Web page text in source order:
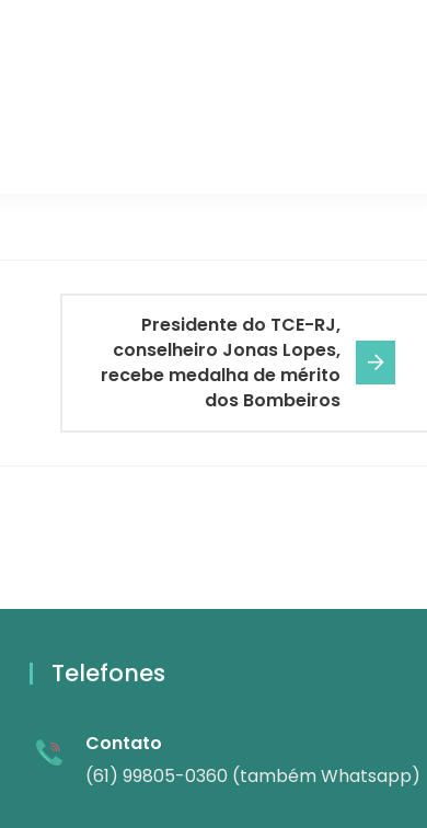
Presidente do TCE-RJ,
conselheiro Jonas Lopes,
recebe medalha de mérito
dos Bombeiros
Telefones
Contato
(61) 99805-0360 (também Whatsapp)